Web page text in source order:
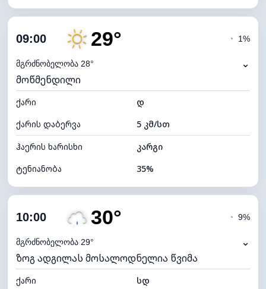
ღრუბლიანობა
ნამის წერტილი
ხილვადობა
განათების ინდექსი 7 (ნათელი)
ღრუბლის სიმაღლე 11280 მ
09:00 29°
მგრძნობელობა 28°
◔ 1%
⌄
მოწმენდილი
ქარი
დ
ქარის დაბერვა
5 კმ/სთ
ჰაერის ხარისხი
კარგი
ტენიანობა
35%
ღრუბლიანობა
ნამის წერტილი
ხილვადობა
10 კმ
განათების ინდექსი 7 (ნათელი)
10:00 30°
მგრძნობელობა 29°
◔ 9%
⌄
ზოგ ადგილას მოსალოდნელია წვიმა
ქარი
სდ